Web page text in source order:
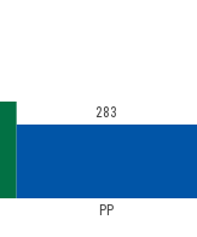
PP
283